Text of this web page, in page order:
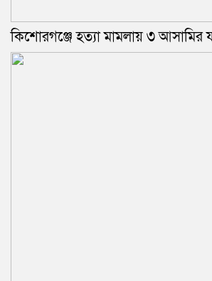
কিশোরগঞ্জে হত্যা মামলায় ৩ আসামির